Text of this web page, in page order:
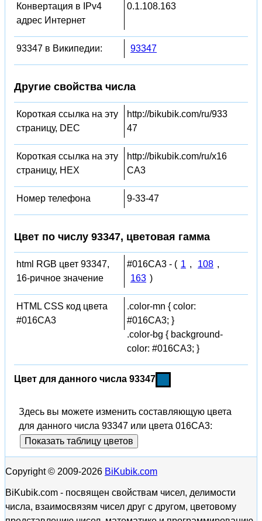
Конвертация в IPv4
адрес Интернет
0.1.108.163
93347 в Википедии: 93347
Другие свойства числа
Короткая ссылка на эту
страницу, DEC
http://bikubik.com/ru/933
47
Короткая ссылка на эту
страницу, HEX
http://bikubik.com/ru/x16
CA3
Номер телефона 9-33-47
Цвет по числу 93347, цветовая гамма
html RGB цвет 93347,
16-ричное значение
#016CA3 - ( 1 , 108 ,
163 )
HTML CSS код цвета
#016CA3
.color-mn { color:
#016CA3; }
.color-bg { background-
color: #016CA3; }
Цвет для данного числа 93347
Здесь вы можете изменить составляющую цвета
для данного числа 93347 или цвета 016CA3:
Показать таблицу цветов
Copyright © 2009-2026 BiKubik.com
BiKubik.com - посвящен свойствам чисел, делимости
числа, взаимосвязям чисел друг с другом, цветовому